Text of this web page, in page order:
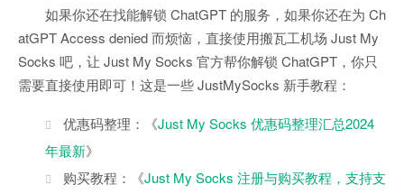
如果你还在找能解锁 ChatGPT 的服务，如果你还在为 Ch
atGPT Access denied 而烦恼，直接使用搬瓦工机场 Just My
Socks 吧，让 Just My Socks 官方帮你解锁 ChatGPT，你只
需要直接使用即可！这是一些 JustMySocks 新手教程：
优惠码整理：《Just My Socks 优惠码整理汇总2024
年最新》
购买教程：《Just My Socks 注册与购买教程，支持支